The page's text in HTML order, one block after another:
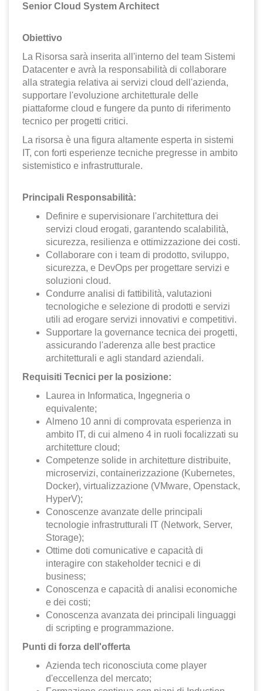
ES
PT
Senior Cloud System Architect
Obiettivo
La Risorsa sarà inserita all'interno del team Sistemi
Datacenter e avrà la responsabilità di collaborare
alla strategia relativa ai servizi cloud dell'azienda,
supportare l'evoluzione architetturale delle
piattaforme cloud e fungere da punto di riferimento
tecnico per progetti critici.
La risorsa è una figura altamente esperta in sistemi
IT, con forti esperienze tecniche pregresse in ambito
sistemistico e infrastrutturale.
Principali Responsabilità:
Definire e supervisionare l'architettura dei
servizi cloud erogati, garantendo scalabilità,
sicurezza, resilienza e ottimizzazione dei costi.
Collaborare con i team di prodotto, sviluppo,
sicurezza, e DevOps per progettare servizi e
soluzioni cloud.
Condurre analisi di fattibilità, valutazioni
tecnologiche e selezione di prodotti e servizi
utili ad erogare servizi innovativi e competitivi.
Supportare la governance tecnica dei progetti,
assicurando l'aderenza alle best practice
architetturali e agli standard aziendali.
Requisiti Tecnici per la posizione:
Laurea in Informatica, Ingegneria o
equivalente;
Almeno 10 anni di comprovata esperienza in
ambito IT, di cui almeno 4 in ruoli focalizzati su
architetture cloud;
Competenze solide in architetture distribuite,
microservizi, containerizzazione (Kubernetes,
Docker), virtualizzazione (VMware, Openstack,
HyperV);
Conoscenze avanzate delle principali
tecnologie infrastrutturali IT (Network, Server,
Storage);
Ottime doti comunicative e capacità di
interagire con stakeholder tecnici e di
business;
Conoscenza e capacità di analisi economiche
e dei costi;
Conoscenza avanzata dei principali linguaggi
di scripting e programmazione.
Punti di forza dell'offerta
Azienda tech riconosciuta come player
d'eccellenza del mercato;